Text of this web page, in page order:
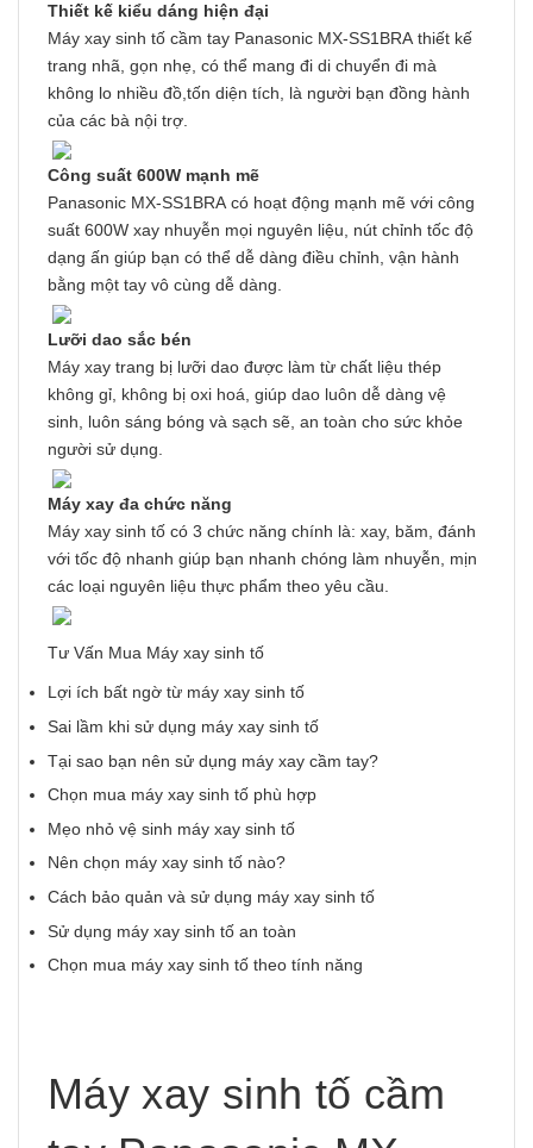
Thiết kế kiểu dáng hiện đại
Máy xay sinh tố cầm tay Panasonic MX-SS1BRA thiết kế
trang nhã, gọn nhẹ, có thể mang đi di chuyển đi mà
không lo nhiều đồ,tốn diện tích, là người bạn đồng hành
của các bà nội trợ.
Công suất 600W mạnh mẽ
Panasonic MX-SS1BRA có hoạt động mạnh mẽ với công
suất 600W xay nhuyễn mọi nguyên liệu, nút chỉnh tốc độ
dạng ấn giúp bạn có thể dễ dàng điều chỉnh, vận hành
bằng một tay vô cùng dễ dàng.
Lưỡi dao sắc bén
Máy xay trang bị lưỡi dao được làm từ chất liệu thép
không gỉ, không bị oxi hoá, giúp dao luôn dễ dàng vệ
sinh, luôn sáng bóng và sạch sẽ, an toàn cho sức khỏe
người sử dụng.
Máy xay đa chức năng
Máy xay sinh tố có 3 chức năng chính là: xay, băm, đánh
với tốc độ nhanh giúp bạn nhanh chóng làm nhuyễn, mịn
các loại nguyên liệu thực phẩm theo yêu cầu.
Tư Vấn Mua Máy xay sinh tố
Lợi ích bất ngờ từ máy xay sinh tố
Sai lầm khi sử dụng máy xay sinh tố
Tại sao bạn nên sử dụng máy xay cầm tay?
Chọn mua máy xay sinh tố phù hợp
Mẹo nhỏ vệ sinh máy xay sinh tố
Nên chọn máy xay sinh tố nào?
Cách bảo quản và sử dụng máy xay sinh tố
Sử dụng máy xay sinh tố an toàn
Chọn mua máy xay sinh tố theo tính năng
Máy xay sinh tố cầm